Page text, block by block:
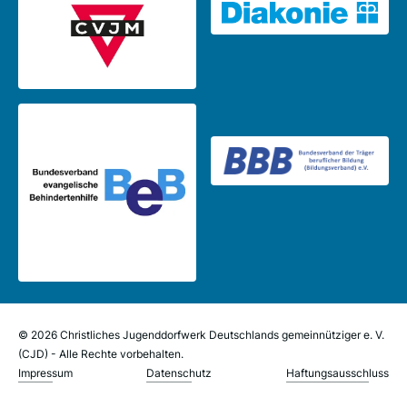
© 2026 Christliches Jugenddorfwerk Deutschlands gemeinnütziger e. V.
(CJD) - Alle Rechte vorbehalten.
Impressum
Datenschutz Haftungsausschluss